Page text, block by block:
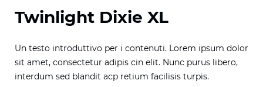
Twinlight Dixie XL
Un testo introduttivo per i contenuti. Lorem ipsum dolor
sit amet, consectetur adipis cin elit. Nunc purus libero,
interdum sed blandit acp retium facilisis turpis.